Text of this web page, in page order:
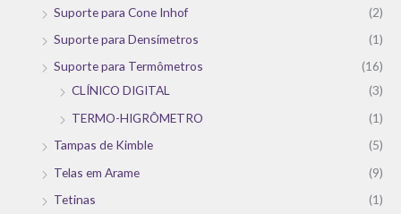
Suporte para Cone Inhof
(2)
Suporte para Densímetros
(1)
Suporte para Termômetros
(16)
CLÍNICO DIGITAL
(3)
TERMO-HIGRÔMETRO
(1)
Tampas de Kimble
(5)
Telas em Arame
(9)
Tetinas
(1)